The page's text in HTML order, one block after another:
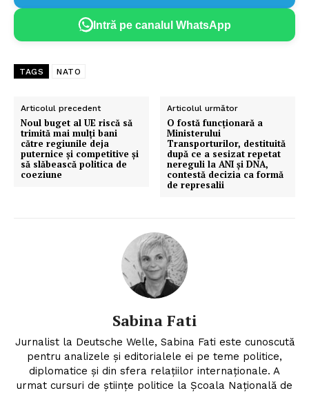
Intră pe canalul WhatsApp
TAGS NATO
Articolul precedent
Noul buget al UE riscă să
trimită mai mulți bani
către regiunile deja
puternice și competitive și
să slăbească politica de
coeziune
Articolul următor
O fostă funcționară a
Ministerului
Transporturilor, destituită
după ce a sesizat repetat
nereguli la ANI și DNA,
contestă decizia ca formă
de represalii
Sabina Fati
Jurnalist la Deutsche Welle, Sabina Fati este cunoscută
pentru analizele şi editorialele ei pe teme politice,
diplomatice şi din sfera relaţiilor internaţionale. A
urmat cursuri de ştiinţe politice la Şcoala Naţională de